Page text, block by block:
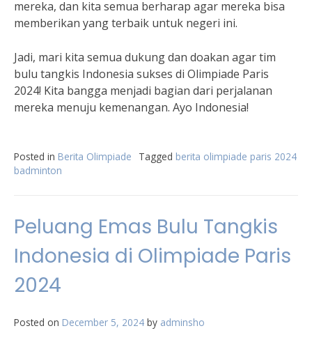
mereka, dan kita semua berharap agar mereka bisa
memberikan yang terbaik untuk negeri ini.
Jadi, mari kita semua dukung dan doakan agar tim
bulu tangkis Indonesia sukses di Olimpiade Paris
2024! Kita bangga menjadi bagian dari perjalanan
mereka menuju kemenangan. Ayo Indonesia!
Posted in Berita Olimpiade Tagged berita olimpiade paris 2024
badminton
Peluang Emas Bulu Tangkis
Indonesia di Olimpiade Paris
2024
Posted on December 5, 2024 by adminsho